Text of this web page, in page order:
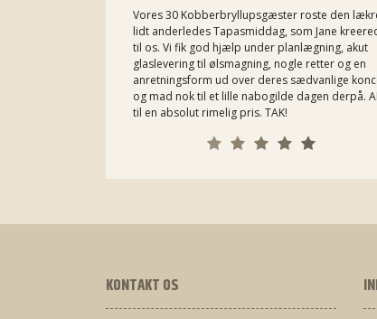
Vores 30 Kobberbryllupsgæster roste den
lidt anderledes Tapasmiddag, som Jane
til os. Vi fik god hjælp under planlægning, akut
glaslevering til ølsmagning, nogle retter og en
anretningsform ud over deres sædvanlige
og mad nok til et lille nabogilde dagen derpå.
til en absolut rimelig pris. TAK!
KONTAKT OS